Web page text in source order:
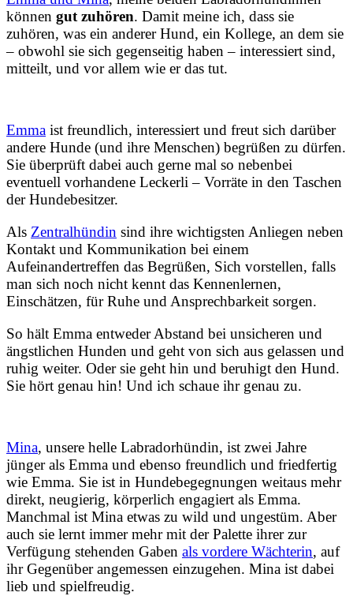
können gut zuhören. Damit meine ich, dass sie
zuhören, was ein anderer Hund, ein Kollege, an dem sie
– obwohl sie sich gegenseitig haben – interessiert sind,
mitteilt, und vor allem wie er das tut.
Emma ist freundlich, interessiert und freut sich darüber
andere Hunde (und ihre Menschen) begrüßen zu dürfen.
Sie überprüft dabei auch gerne mal so nebenbei
eventuell vorhandene Leckerli – Vorräte in den Taschen
der Hundebesitzer.
Als Zentralhündin sind ihre wichtigsten Anliegen neben
Kontakt und Kommunikation bei einem
Aufeinandertreffen das Begrüßen, Sich vorstellen, falls
man sich noch nicht kennt das Kennenlernen,
Einschätzen, für Ruhe und Ansprechbarkeit sorgen.
So hält Emma entweder Abstand bei unsicheren und
ängstlichen Hunden und geht von sich aus gelassen und
ruhig weiter. Oder sie geht hin und beruhigt den Hund.
Sie hört genau hin! Und ich schaue ihr genau zu.
Mina, unsere helle Labradorhündin, ist zwei Jahre
jünger als Emma und ebenso freundlich und friedfertig
wie Emma. Sie ist in Hundebegegnungen weitaus mehr
direkt, neugierig, körperlich engagiert als Emma.
Manchmal ist Mina etwas zu wild und ungestüm. Aber
auch sie lernt immer mehr mit der Palette ihrer zur
Verfügung stehenden Gaben als vordere Wächterin, auf
ihr Gegenüber angemessen einzugehen. Mina ist dabei
lieb und spielfreudig.